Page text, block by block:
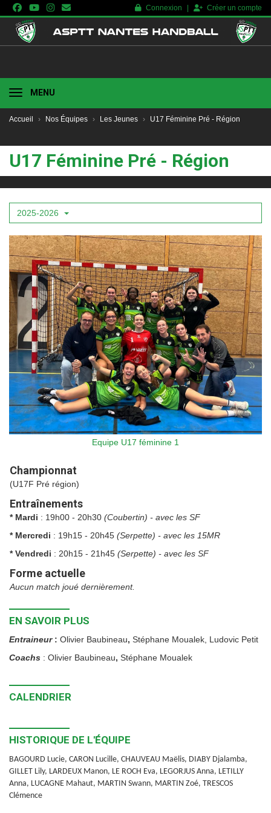
Connexion Créer un compte
MENU
Accueil Nos Équipes Les Jeunes U17 Féminine Pré - Région
U17 Féminine Pré - Région
2025-2026
Equipe U17 féminine 1
Championnat
(U17F Pré région)
Entraînements
* Mardi : 19h00 - 20h30 (Coubertin) - avec les SF
* Mercredi : 19h15 - 20h45 (Serpette) - avec les 15MR
* Vendredi : 20h15 - 21h45 (Serpette) - avec les SF
Forme actuelle
Aucun match joué dernièrement.
EN SAVOIR PLUS
Entraineur: Olivier Baubineau, Stéphane Moualek, Ludovic Petit
Coachs : Olivier Baubineau, Stéphane Moualek
CALENDRIER
HISTORIQUE DE L'ÉQUIPE
BAGOURD Lucie, CARON Lucille, CHAUVEAU Maëlis, DIABY Djalamba,
GILLET Lily, LARDEUX Manon, LE ROCH Eva, LEGORJUS Anna, LETILLY
Anna, LUCAGNE Mahaut, MARTIN Swann, MARTIN Zoé, TRESCOS
Clémence
Panneau de gestion des cookies